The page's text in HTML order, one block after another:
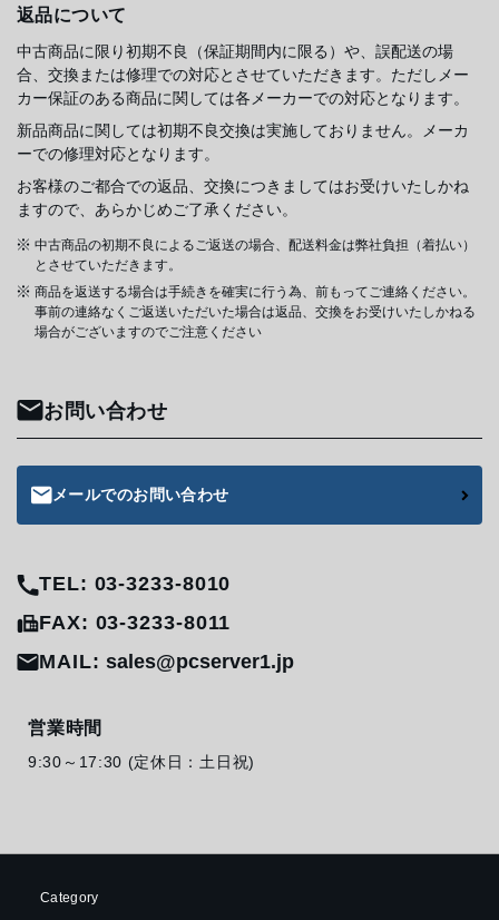
返品について
中古商品に限り初期不良（保証期間内に限る）や、誤配送の場
合、交換または修理での対応とさせていただきます。ただしメー
カー保証のある商品に関しては各メーカーでの対応となります。
新品商品に関しては初期不良交換は実施しておりません。メーカ
ーでの修理対応となります。
お客様のご都合での返品、交換につきましてはお受けいたしかね
ますので、あらかじめご了承ください。
中古商品の初期不良によるご返送の場合、配送料金は弊社負担（着払い）
とさせていただきます。
商品を返送する場合は手続きを確実に行う為、前もってご連絡ください。
事前の連絡なくご返送いただいた場合は返品、交換をお受けいたしかねる
場合がございますのでご注意ください
お問い合わせ
メールでのお問い合わせ
TEL: 03-3233-8010
FAX: 03-3233-8011
MAIL:sales@pcserver1.jp
営業時間
9:30～17:30 (定休日：土日祝)
Category